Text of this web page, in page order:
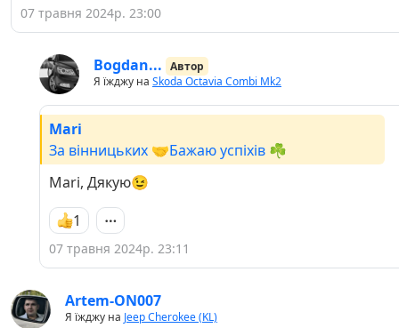
07 травня 2024р. 23:00
Bogdan... Автор
Я їжджу на Skoda Octavia Combi Mk2
Mari
За вінницьких 🤝Бажаю успіхів ☘️
Mari, Дякую😉
1
07 травня 2024р. 23:11
Artem-ON007
Я їжджу на Jeep Cherokee (KL)